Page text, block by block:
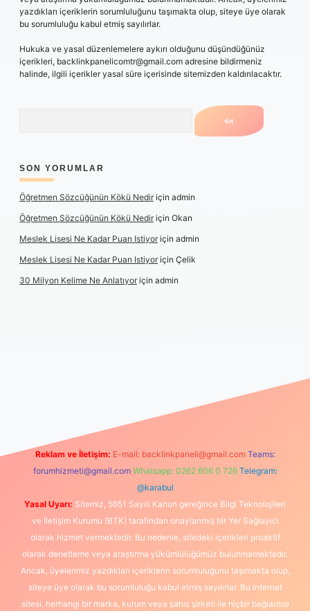
yazdıkları içeriklerin sorumluluğunu taşımakta olup, siteye üye olarak
bu sorumluluğu kabul etmiş sayılırlar.
Hukuka ve yasal düzenlemelere aykırı olduğunu düşündüğünüz
içerikleri, backlinkpanelicomtr@gmail.com adresine bildirmeniz
halinde, ilgili içerikler yasal süre içerisinde sitemizden kaldırılacaktır.
SON YORUMLAR
Öğretmen Sözcüğünün Kökü Nediriçin admin
Öğretmen Sözcüğünün Kökü Nediriçin Okan
Meslek Lisesi Ne Kadar Puan Istiyoriçin admin
Meslek Lisesi Ne Kadar Puan Istiyoriçin Çelik
30 Milyon Kelime Ne Anlatıyoriçin admin
Reklam ve İletişim: E-mail: backlinkpaneli@gmail.com Teams:
forumhizmeti@gmail.com Whatsapp: 0262 606 0 726 Telegram:
@karabul
Yasal Uyarı: Sitemiz, 5651 Sayılı Kanun gereğince Bilgi Teknolojileri
ve İletişim Kurumu (BTK) tarafından onaylanmış bir Yer Sağlayıcı
olarak hizmet vermektedir. Bu nedenle, sitedeki içerikleri proaktif
olarak denetleme veya araştırma yükümlülüğümüz bulunmamaktadır.
Ancak, üyelerimiz yazdıkları içeriklerin sorumluluğunu taşımakta olup,
siteye üye olarak bu sorumluluğu kabul etmiş sayılırlar. Bu internet
sitesi, herhangi bir marka, kurum veya şahıs şirketi ile hiçbir bağlantısı